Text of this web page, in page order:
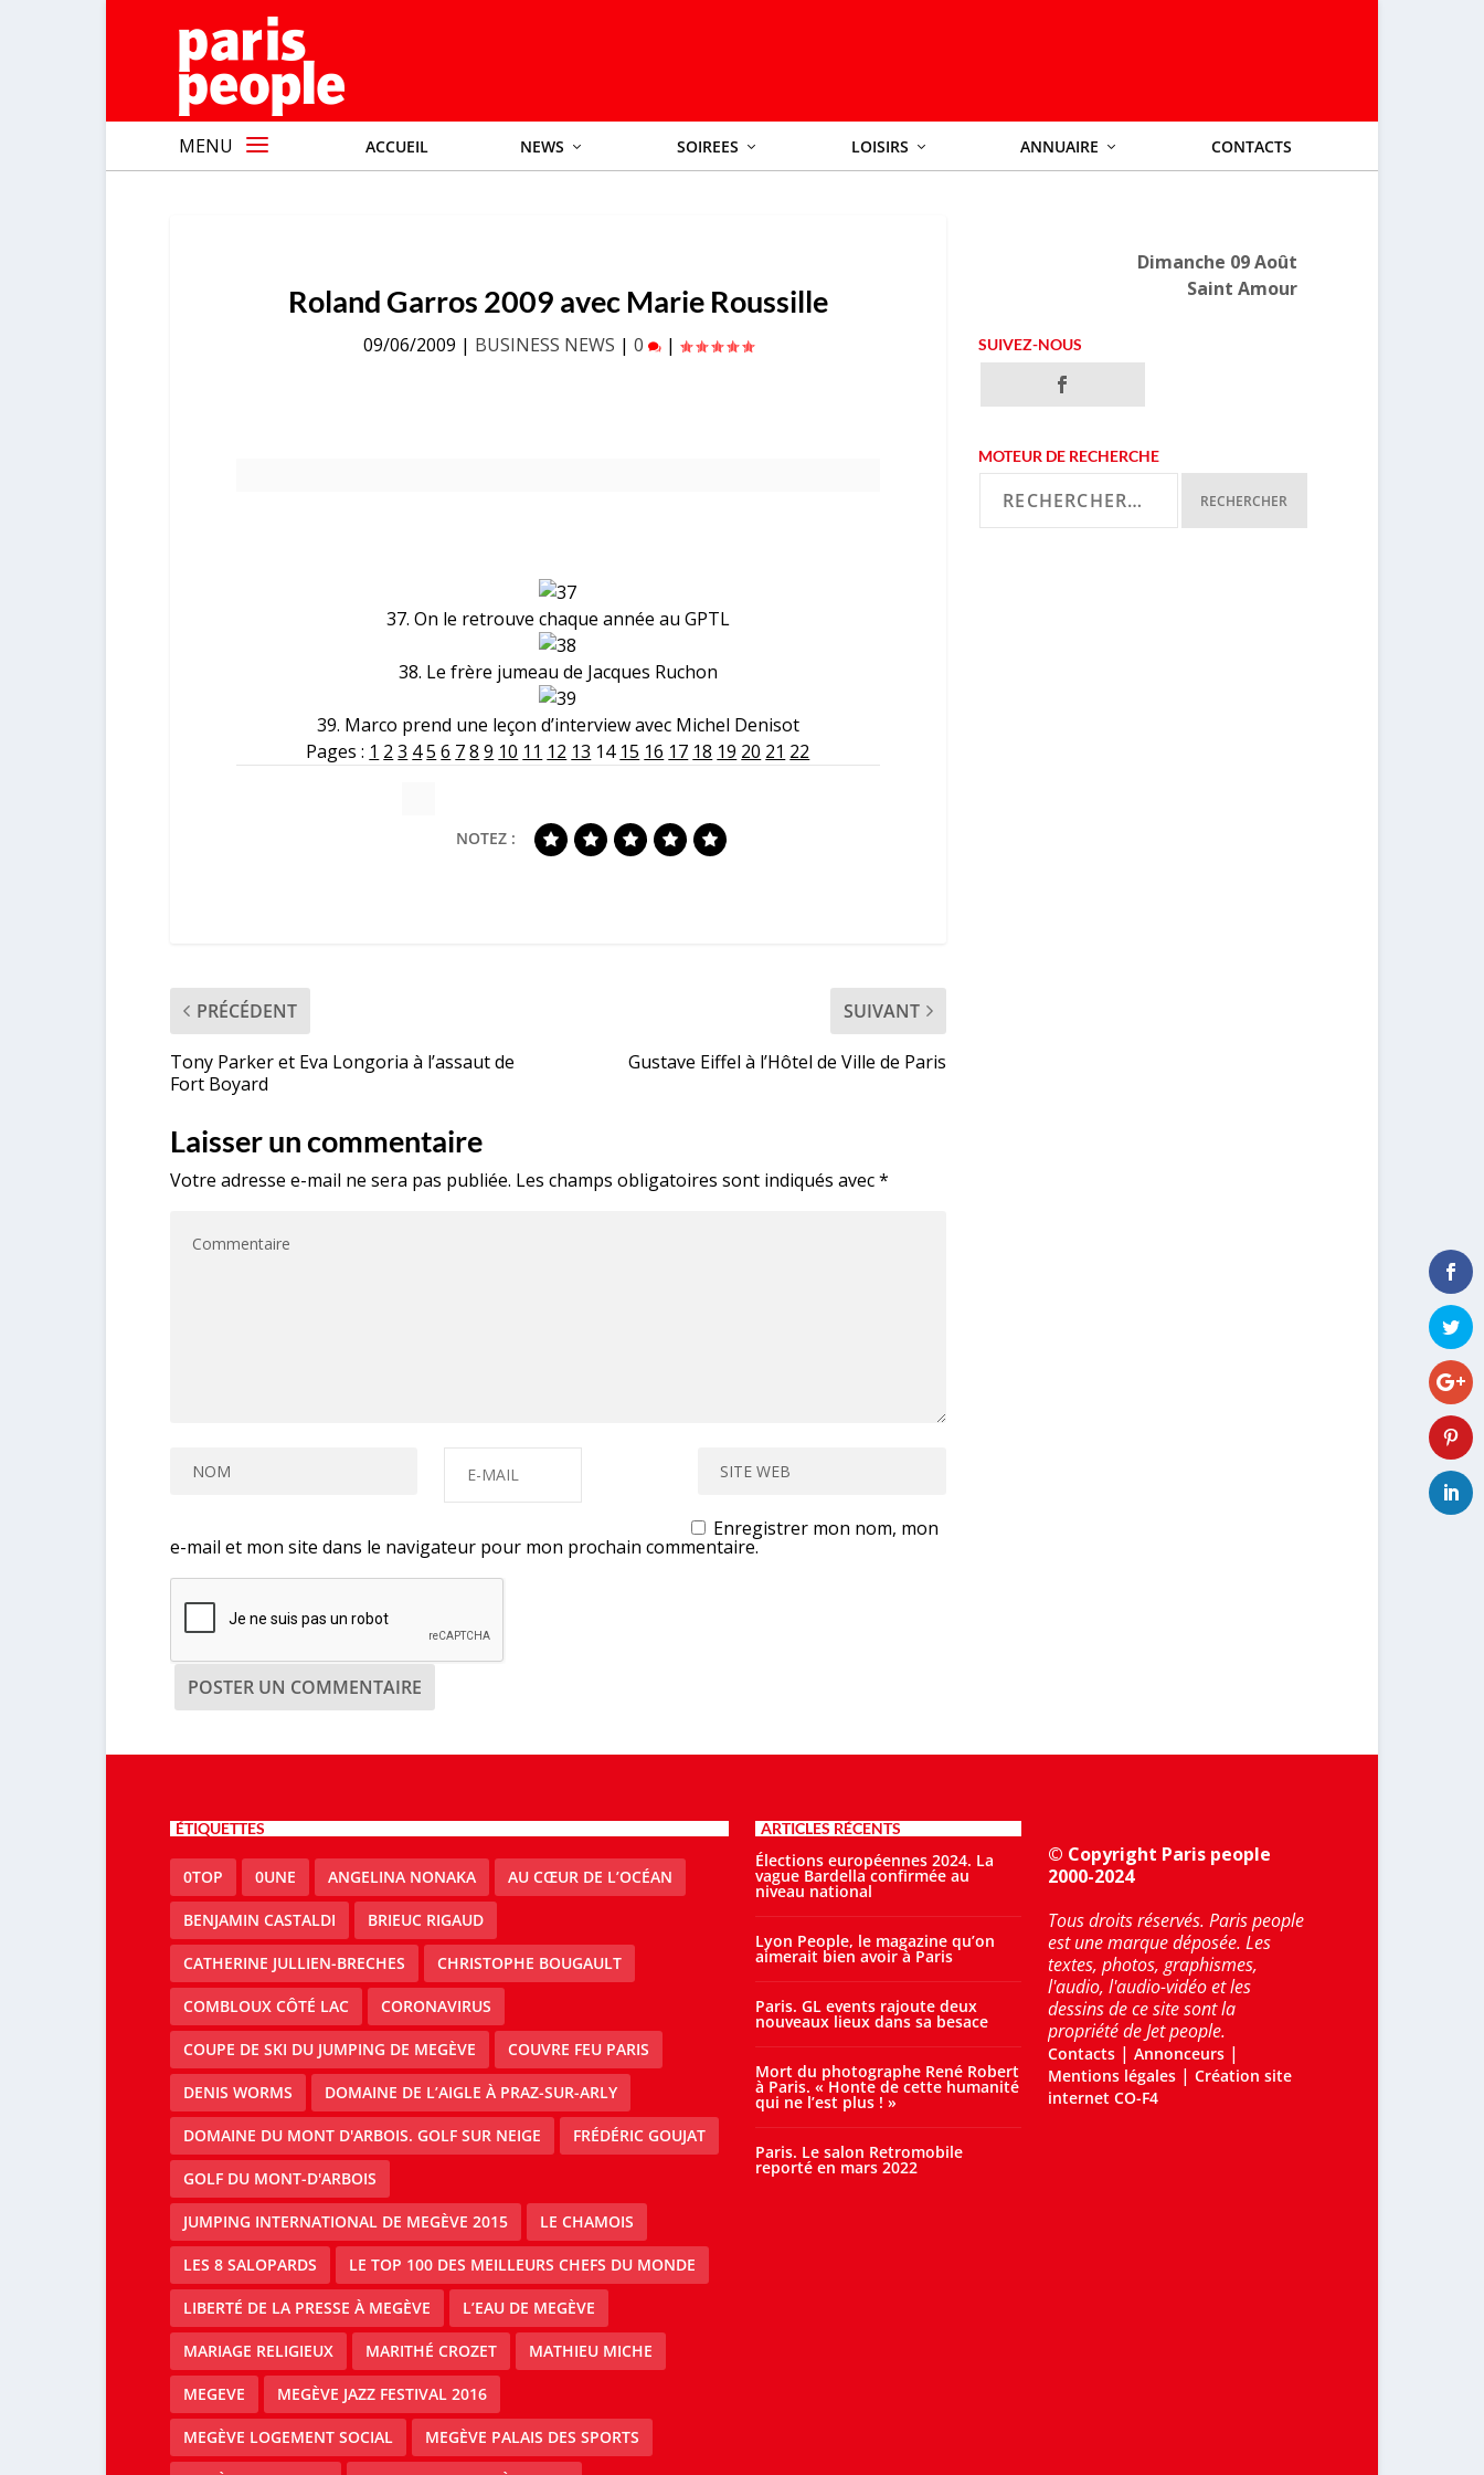
MENU ACCUEIL NEWS SOIREES LOISIRS ANNUAIRE CONTACTS
Roland Garros 2009 avec Marie Roussille
09/06/2009 | BUSINESS NEWS | 0 |
37. On le retrouve chaque année au GPTL
38. Le frère jumeau de Jacques Ruchon
39. Marco prend une leçon d’interview avec Michel Denisot
Pages : 1 2 3 45 6 78 9 10 11 12 13 14 15 16 17 18 19 20 21 22
NOTEZ :
PRÉCÉDENT
Tony Parker et Eva Longoria à l’assaut de
Fort Boyard
SUIVANT
Gustave Eiffel à l’Hôtel de Ville de Paris
Laisser un commentaire
Votre adresse e-mail ne sera pas publiée. Les champs obligatoires sont indiqués avec*
Enregistrer mon nom, mon
e-mail et mon site dans le navigateur pour mon prochain commentaire.
Dimanche 09 Août
Saint Amour
SUIVEZ-NOUS
MOTEUR DE RECHERCHE
ÉTIQUETTES
0TOP 0UNE ANGELINA NONAKA AU CŒUR DE L’OCÉAN
BENJAMIN CASTALDI BRIEUC RIGAUD
CATHERINE JULLIEN-BRECHES CHRISTOPHE BOUGAULT
COMBLOUX CÔTÉ LAC CORONAVIRUS
COUPE DE SKI DU JUMPING DE MEGÈVE COUVRE FEU PARIS
DENIS WORMS DOMAINE DE L’AIGLE À PRAZ-SUR-ARLY
DOMAINE DU MONT D'ARBOIS. GOLF SUR NEIGE FRÉDÉRIC GOUJAT
GOLF DU MONT-D'ARBOIS
JUMPING INTERNATIONAL DE MEGÈVE 2015 LE CHAMOIS
LES 8 SALOPARDS LE TOP 100 DES MEILLEURS CHEFS DU MONDE
LIBERTÉ DE LA PRESSE À MEGÈVE L’EAU DE MEGÈVE
MARIAGE RELIGIEUX MARITHÉ CROZET MATHIEU MICHE
MEGEVE MEGÈVE JAZZ FESTIVAL 2016
MEGÈVE LOGEMENT SOCIAL MEGÈVE PALAIS DES SPORTS
ARTICLES RÉCENTS
Élections européennes 2024. La
vague Bardella confirmée au
niveau national
Lyon People, le magazine qu’on
aimerait bien avoir à Paris
Paris. GL events rajoute deux
nouveaux lieux dans sa besace
Mort du photographe René Robert
à Paris. « Honte de cette humanité
qui ne l’est plus ! »
Paris. Le salon Retromobile
reporté en mars 2022
© Copyright Paris people
2000-2024
Tous droits réservés. Paris people
est une marque déposée. Les
textes, photos, graphismes,
l'audio, l'audio-vidéo et les
dessins de ce site sont la
propriété de Jet people.
Contacts |Annonceurs |
Mentions légales |Création site
internet CO-F4